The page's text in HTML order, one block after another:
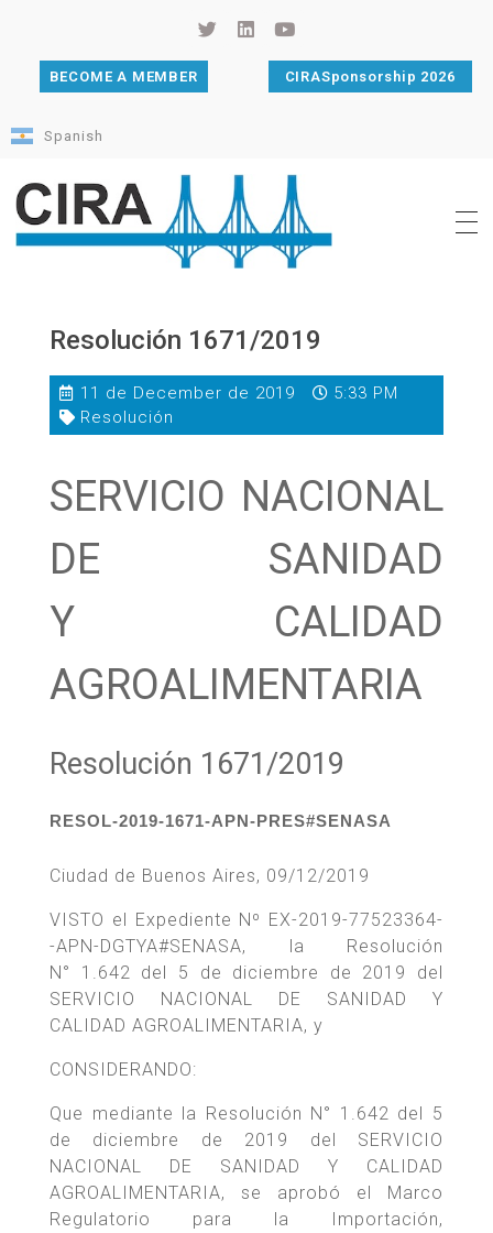
BECOME A MEMBER CIRASponsorship 2026
Spanish
Resolución 1671/2019
11 de December de 2019
5:33 PM
Resolución
SERVICIO NACIONAL
DE SANIDAD
Y CALIDAD
AGROALIMENTARIA
Resolución 1671/2019
RESOL-2019-1671-APN-PRES#SENASA
Ciudad de Buenos Aires, 09/12/2019
VISTO el Expediente Nº EX-2019-77523364-
-APN-DGTYA#SENASA, la Resolución
N° 1.642 del 5 de diciembre de 2019 del
SERVICIO NACIONAL DE SANIDAD Y
CALIDAD AGROALIMENTARIA, y
CONSIDERANDO:
Que mediante la Resolución N° 1.642 del 5
de diciembre de 2019 del SERVICIO
NACIONAL DE SANIDAD Y CALIDAD
AGROALIMENTARIA, se aprobó el Marco
Regulatorio para la Importación,